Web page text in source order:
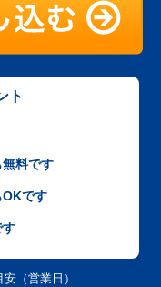
ト
料です
OKです
す
（営業日）